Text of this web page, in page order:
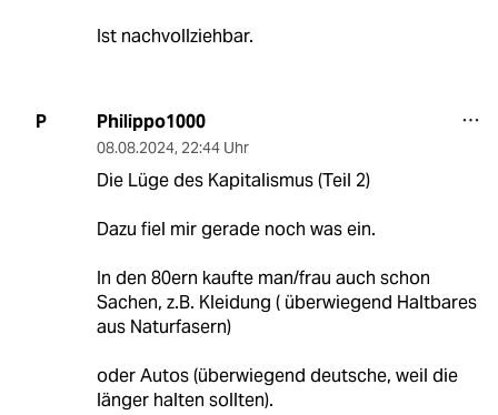
Ist nachvollziehbar.
P Philippo1000
08.08.2024, 22:44 Uhr
Die Lüge des Kapitalismus (Teil 2)
Dazu fiel mir gerade noch was ein.
In den 80ern kaufte man/frau auch schon
Sachen, z.B. Kleidung ( überwiegend Haltbares
aus Naturfasern)
oder Autos (überwiegend deutsche, weil die
länger halten sollten).